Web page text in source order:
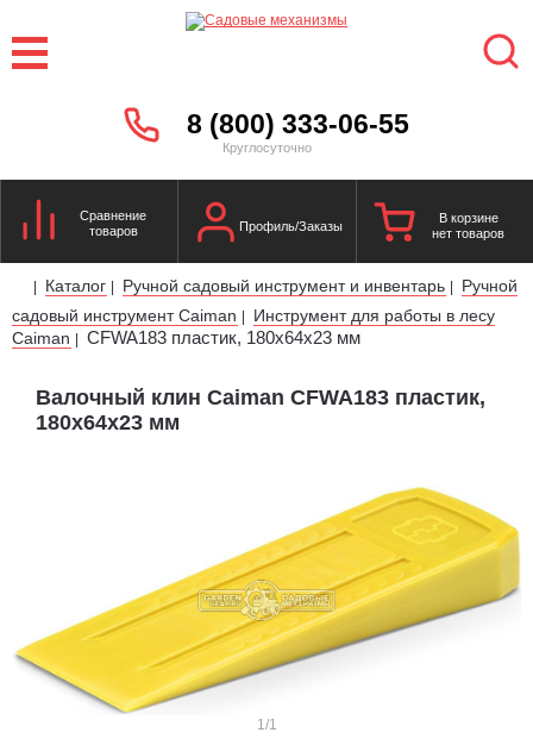
8 (800) 333-06-55
Круглосуточно
Сравнение
товаров
Профиль/Заказы
В корзине
нет товаров
| Каталог | Ручной садовый инструмент и инвентарь |
Ручной
садовый инструмент Caiman |
Инструмент для работы в лесу
Caiman | CFWA183 пластик, 180х64х23 мм
Валочный клин Caiman CFWA183 пластик,
180х64х23 мм
1 /1